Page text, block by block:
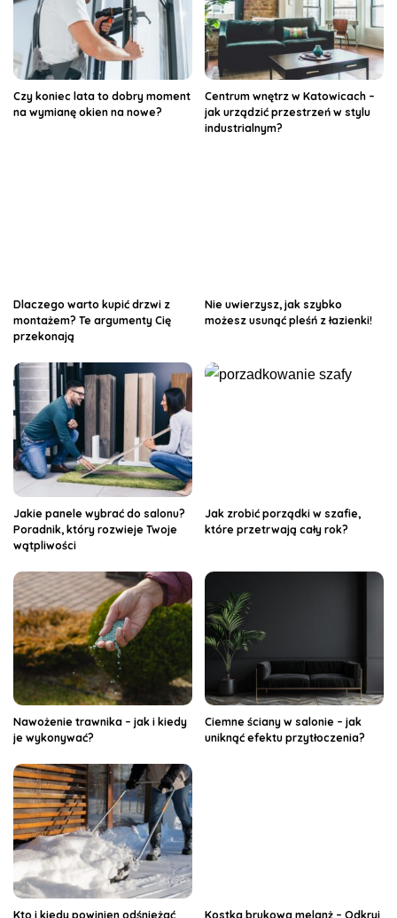
Czy koniec lata to dobry moment
na wymianę okien na nowe?
Centrum wnętrz w Katowicach –
jak urządzić przestrzeń w stylu
industrialnym?
Dlaczego warto kupić drzwi z
montażem? Te argumenty Cię
przekonają
Nie uwierzysz, jak szybko
możesz usunąć pleśń z łazienki!
Jakie panele wybrać do salonu?
Poradnik, który rozwieje Twoje
wątpliwości
Jak zrobić porządki w szafie,
które przetrwają cały rok?
Nawożenie trawnika – jak i kiedy
je wykonywać?
Ciemne ściany w salonie – jak
uniknąć efektu przytłoczenia?
Kto i kiedy powinien odśnieżać Kostka brukowa melanż – Odkryj